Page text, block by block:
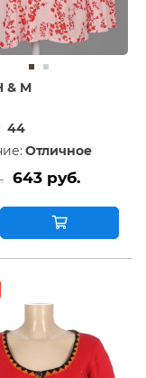
& M
44
Отличное
643 руб.